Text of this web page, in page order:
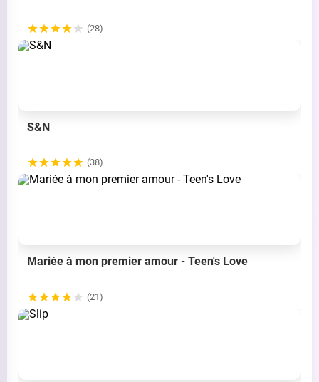
(28)
S&N
(38)
Mariée à mon premier amour - Teen's Love
(21)